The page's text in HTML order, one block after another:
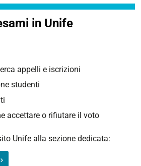
in Unife
appelli e iscrizioni
studenti
accettare o rifiutare il voto
Unife alla sezione dedicata: